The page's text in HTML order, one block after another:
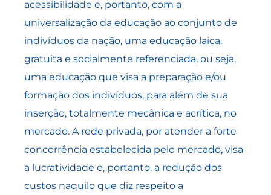
acessibilidade e, portanto, com a
universalização da educação ao conjunto de
indivíduos da nação, uma educação laica,
gratuita e socialmente referenciada, ou seja,
uma educação que visa a preparação e/ou
formação dos indivíduos, para além de sua
inserção, totalmente mecânica e acrítica, no
mercado. A rede privada, por atender a forte
concorrência estabelecida pelo mercado, visa
a lucratividade e, portanto, a redução dos
custos naquilo que diz respeito a